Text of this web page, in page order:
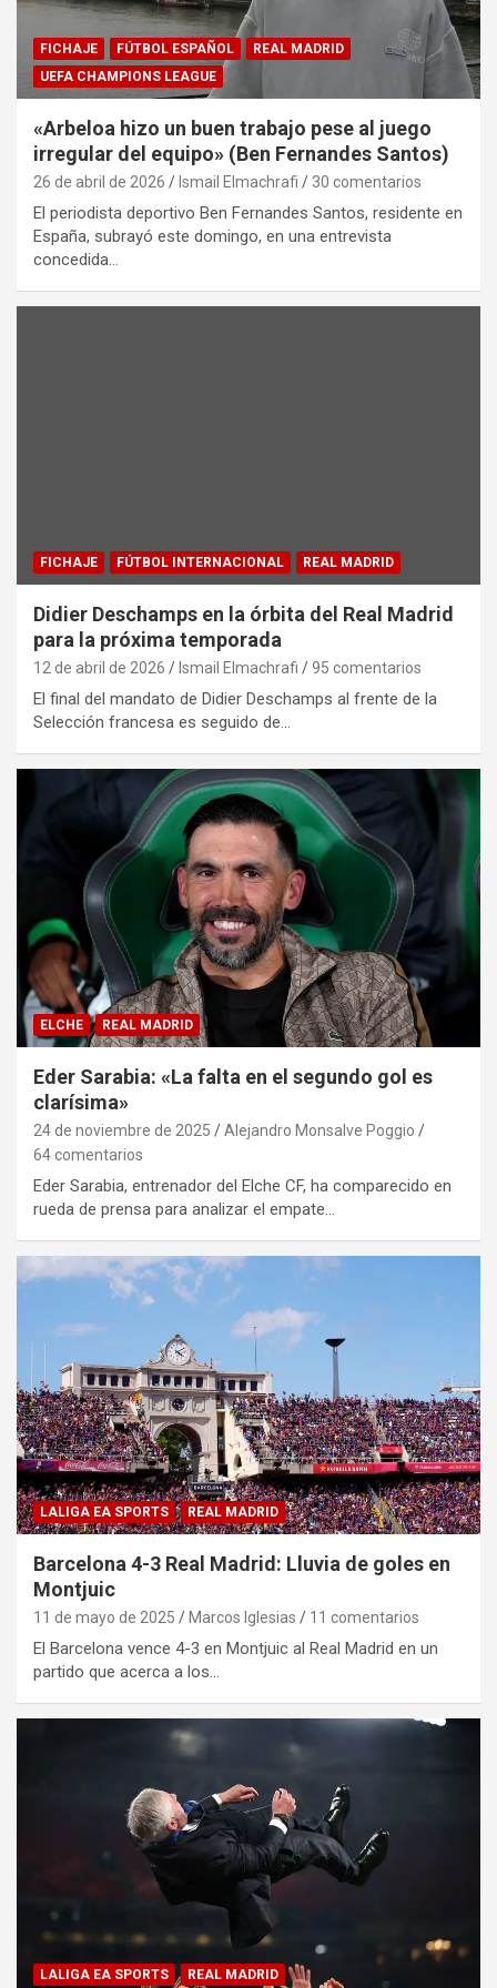
FICHAJE FÚTBOL ESPAÑOL
REAL MADRID
UEFA CHAMPIONS LEAGUE
«Arbeloa hizo un buen trabajo pese al juego
irregular del equipo» (Ben Fernandes Santos)
26 de abril de 2026 Ismail Elmachrafi 30 comentarios
El periodista deportivo Ben Fernandes Santos, residente en
España, subrayó este domingo, en una entrevista
concedida…
FICHAJE FÚTBOL INTERNACIONAL REAL MADRID
Didier Deschamps en la órbita del Real Madrid
para la próxima temporada
12 de abril de 2026 Ismail Elmachrafi 95 comentarios
El final del mandato de Didier Deschamps al frente de la
Selección francesa es seguido de…
ELCHE REAL MADRID
Eder Sarabia: «La falta en el segundo gol es
clarísima»
24 de noviembre de 2025
Alejandro Monsalve Poggio
64 comentarios
Eder Sarabia, entrenador del Elche CF, ha comparecido en
rueda de prensa para analizar el empate…
LALIGA EA SPORTS REAL MADRID
Barcelona 4-3 Real Madrid: Lluvia de goles en
Montjuic
11 de mayo de 2025 Marcos Iglesias 11 comentarios
El Barcelona vence 4-3 en Montjuic al Real Madrid en un
partido que acerca a los…
LALIGA EA SPORTS REAL MADRID